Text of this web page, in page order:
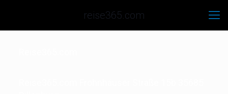
reise365.com